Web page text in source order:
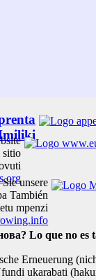
sitio
unsere
También
mpenzi
Lo que no es
Erneuerung
ukarabati